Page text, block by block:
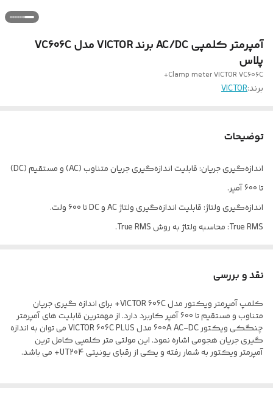
آمپرمتر کلمپی AC/DC برند VICTOR مدل VC606C
پلاس
Clamp meter VICTOR VC606C+
برند:VICTOR
توضیحات
اندازه‌گیری جریان: قابلیت اندازه‌گیری جریان متناوب (AC) و مستقیم (DC)
تا 600 آمپر.
اندازه‌گیری ولتاژ: قابلیت اندازه‌گیری ولتاژ AC و DC تا 600 ولت.
True RMS: محاسبه ولتاژ به روش True RMS.
تست دیود و اتصال کوتاه: قابلیت تست دیود و تست اتصال کوتاه (بیزر).
فازمتر القایی (NCV): قابلیت تشخیص فاز القایی.
چراغ قوه: دارای چراغ قوه برای استفاده در محیط‌های تاریک.
نقد و بررسی
کلمپ آمپرمتر ویکتور مدل VICTOR 606C+ برای اندازه گیری جریان
متناوب و مستقیم تا 600 آمپر کاربرد دارد. از مهمترین قابلیت های آمپرمتر
چنگکی ویکتور 600A AC-DC مدل VICTOR 606C PLUS می توان به اندازه
گیری جریان هجومی اشاره نمود. این مولتی متر کلمپی کامل ترین
آمپرمتر ویکتور به شمار رفته و یکی از رقبای یونیتی UT204+ می باشد.